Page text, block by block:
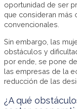
oportunidad de ser
que consideran más
convencionales.
Sin embargo, las
obstáculos y
por ende, se pone
las empresas de la
reducción de las
¿A qué